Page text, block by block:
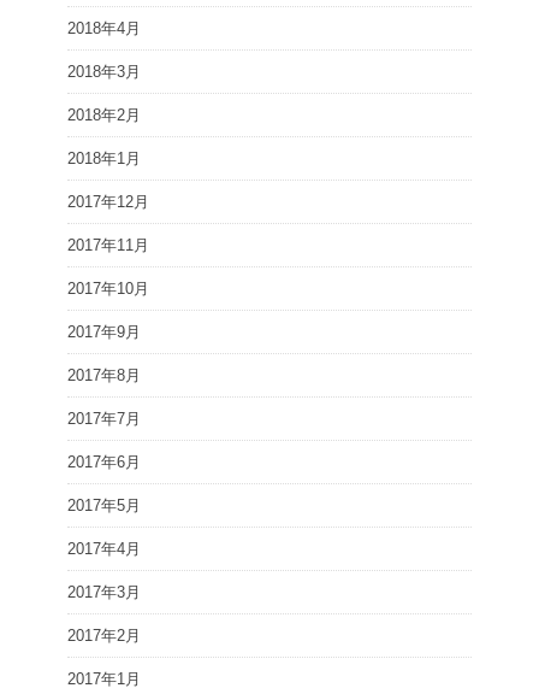
2018年4月
2018年3月
2018年2月
2018年1月
2017年12月
2017年11月
2017年10月
2017年9月
2017年8月
2017年7月
2017年6月
2017年5月
2017年4月
2017年3月
2017年2月
2017年1月